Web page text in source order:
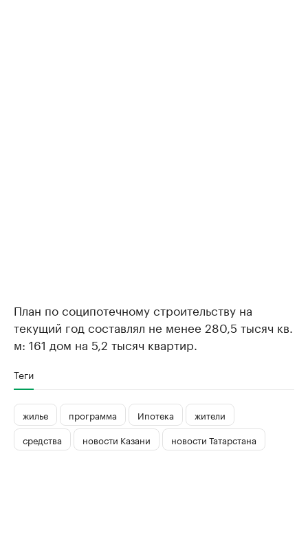
План по соципотечному строительству на
текущий год составлял не менее 280,5 тысяч кв.
м: 161 дом на 5,2 тысяч квартир.
Теги
жилье программа Ипотека
жители
средства
новости Казани новости Татарстана